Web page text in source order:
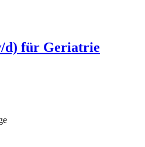
d) für Geriatrie